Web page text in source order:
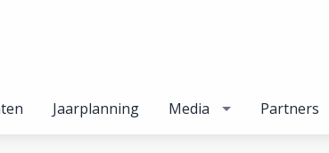
Jaarplanning Media Partners